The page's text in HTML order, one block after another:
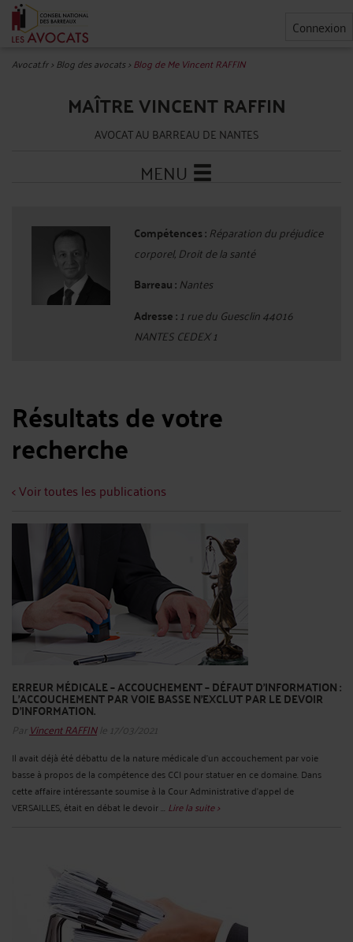
Connexion
Avocat.fr>Blog des avocats>Blog de Me Vincent RAFFIN
MAÎTRE VINCENT RAFFIN
AVOCAT AU BARREAU DE NANTES
MENU
Compétences : Réparation du préjudice
corporel, Droit de la santé
Barreau : Nantes
Adresse :1 rue du Guesclin 44016
NANTES CEDEX 1
Résultats de votre
recherche
< Voir toutes les publications
ERREUR MÉDICALE – ACCOUCHEMENT – DÉFAUT D’INFORMATION :
L’ACCOUCHEMENT PAR VOIE BASSE N’EXCLUT PAR LE DEVOIR
D’INFORMATION.
Par Vincent RAFFINle 17/03/2021
Il avait déjà été débattu de la nature médicale d’un accouchement par voie
basse à propos de la compétence des CCI pour statuer en ce domaine. Dans
cette affaire intéressante soumise à la Cour Administrative d’appel de
VERSAILLES, était en débat le devoir ... Lire la suite >